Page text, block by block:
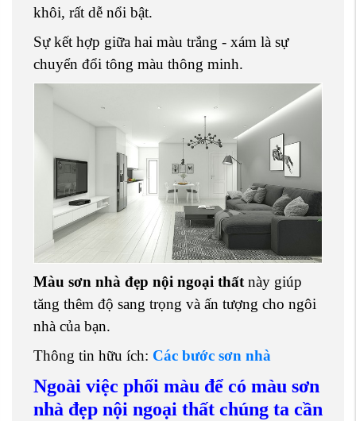
khôi, rất dễ nổi bật.
Sự kết hợp giữa hai màu trắng - xám là sự
chuyển đổi tông màu thông minh.
Màu sơn nhà đẹp nội ngoại thất này giúp
tăng thêm độ sang trọng và ấn tượng cho ngôi
nhà của bạn.
Thông tin hữu ích: Các bước sơn nhà
Ngoài việc phối màu để có màu sơn
nhà đẹp nội ngoại thất chúng ta cần